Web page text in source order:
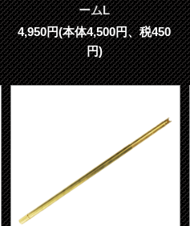
ームL
4,950円(本体4,500円、税450
円)